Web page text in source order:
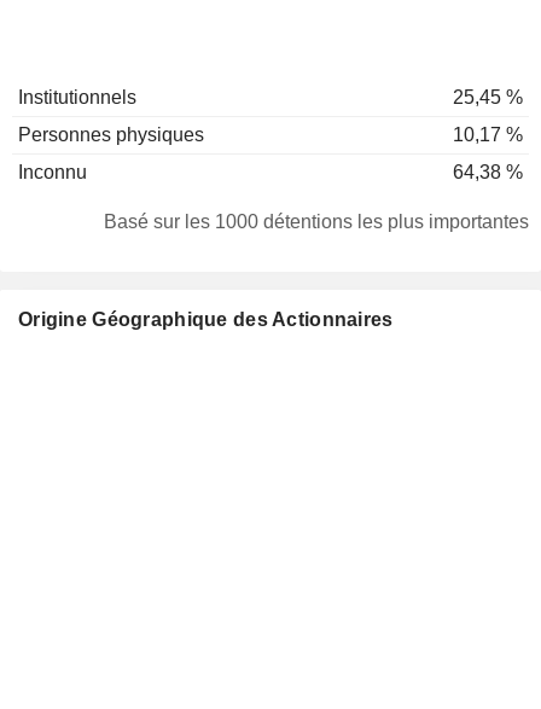
Institutionnels
25,45 %
Personnes physiques
10,17 %
Inconnu
64,38 %
Basé sur les 1000 détentions les plus importantes
Origine Géographique des Actionnaires